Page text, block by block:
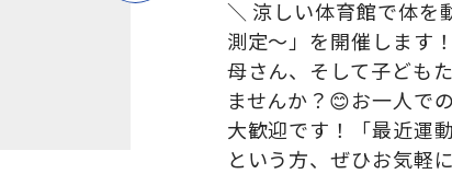
＼ 涼しい体育館で体を
測定〜」を開催します
母さん、そして子ども
ませんか？😊お一人で
大歓迎です！「最近運
という方、ぜひお気軽